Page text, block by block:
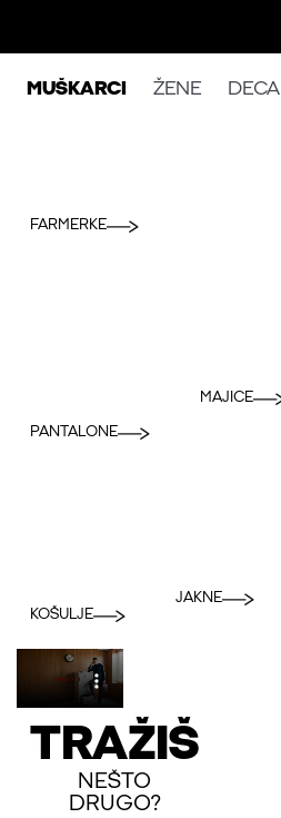
MUŠKARCI ŽENE DECA
FARMERKE
PANTALONE
MAJICE
KOŠULJE
JAKNE
TRAŽIŠ
NEŠTO
DRUGO?